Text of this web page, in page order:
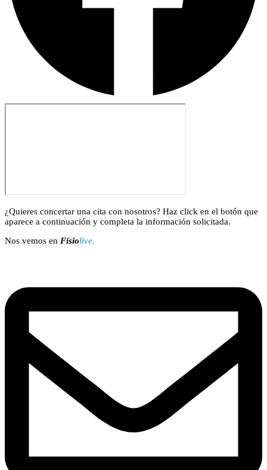
¿Quieres concertar una cita con nosotros? Haz click en el botón que
aparece a continuación y completa la información solicitada.
Nos vemos en Fisiolive.